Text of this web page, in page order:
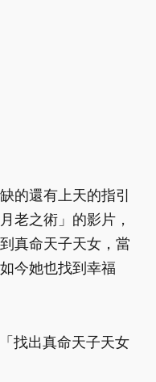
的還有上天的指引
老之術」的影片，
真命天子天女，當
今她也找到幸福
找出真命天子天女